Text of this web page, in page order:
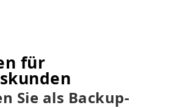
für
Sie als Backup-